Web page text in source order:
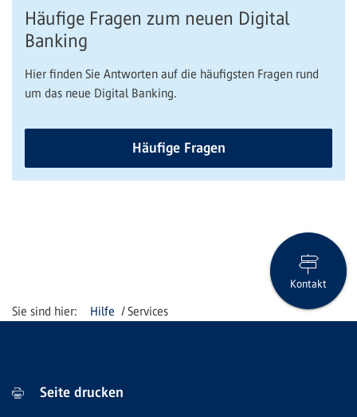
Häufige Fragen zum neuen Digital
Banking
Hier finden Sie Antworten auf die häufigsten Fragen rund
um das neue Digital Banking.
Häufige Fragen
Hilfe Services
Kontakt
Seite drucken